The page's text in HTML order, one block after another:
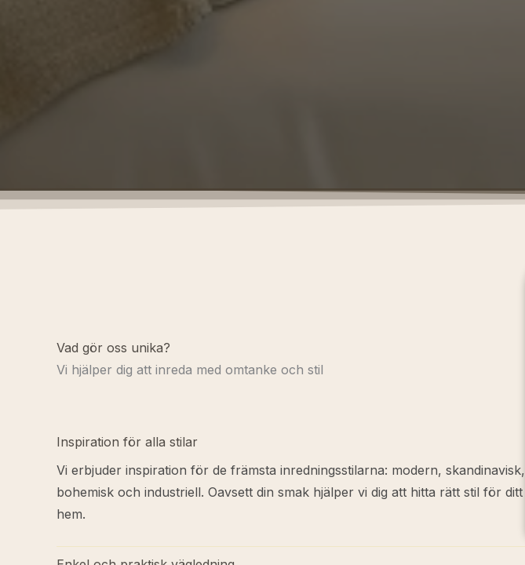
Vad gör oss unika?
Vi hjälper dig att inreda med omtanke och stil
Inspiration för alla stilar
Vi erbjuder inspiration för de främsta inredningsstilarna: modern, skandinavisk,
bohemisk och industriell. Oavsett din smak hjälper vi dig att hitta rätt stil för ditt
hem.